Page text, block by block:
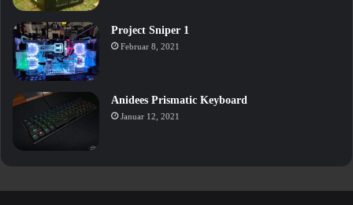
Project Sniper 1
Februar 8, 2021
Anidees Prismatic Keyboard
Januar 12, 2021